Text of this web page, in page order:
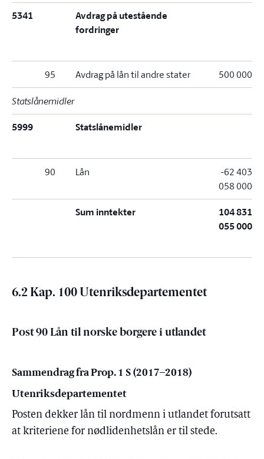
5341
Avdrag på utestående
fordringer
95 Avdrag på lån til andre stater 500 000
Statslånemidler
5999 Statslånemidler
90 Lån
-62 403
058 000
Sum inntekter
104 831
055 000
6.2 Kap. 100 Utenriksdepartementet
Post 90 Lån til norske borgere i utlandet
Sammendrag fra Prop. 1 S (2017–2018)
Utenriksdepartementet
Posten dekker lån til nordmenn i utlandet forutsatt
at kriteriene for nødlidenhetslån er til stede.